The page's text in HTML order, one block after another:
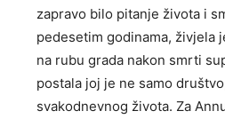
zapravo bilo pitanje života i
pedesetim godinama, živjela
na rubu grada nakon smrti
postala joj je ne samo
svakodnevnog života. Za